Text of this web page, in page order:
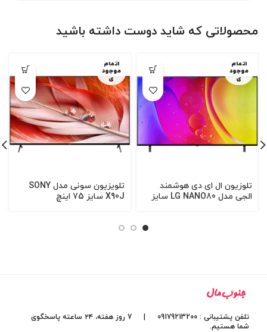
محصولاتی که شاید دوست داشته باشید
اتمام
موجود
ی
تلوزیون ال ای دی هوشمند
الجی مدل LG NANO80 سایز
اتمام
موجود
ی
تلویزیون سونی مدل SONY
X90J سایز 75 اینچ
تلفن پشتیبانی : 09179213200 | 7 روز هفته، ۲۴ ساعته پاسخگوی
شما هستیم.